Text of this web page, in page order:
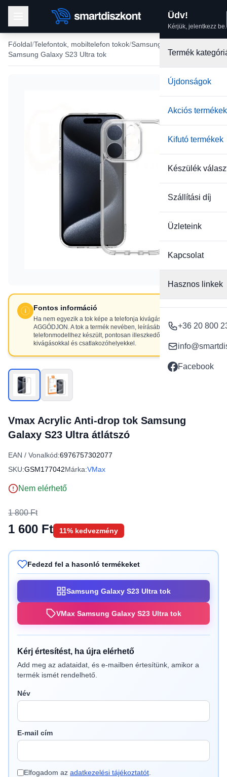
Üdv!
Kérjük, jelentkezz be.
Termék
Újdonságok
Akciós termékek
Kifutó termékek
Készülék
Szállítási díj
Üzleteink
Kapcsolat
Hasznos linkek
+36 20 800
Facebook
Főoldal Telefontok, mobiltelefon tokok Samsung tokok
Samsung Galaxy S23 Ultra tok
Fontos információ
Ha nem egyezik a tok képe a telefonja kivágásaival, NE
AGGÓDJON. A tok a termék nevében, leírásában szereplő
telefonmodellhez készült, pontosan illeszkedő
kivágásokkal és csatlakozóhelyekkel.
Vmax Acrylic Anti-drop tok Samsung
Galaxy S23 Ultra átlátszó
EAN / Vonalkód:6976757302077
SKU:GSM177042Márka:VMax
Nem elérhető
1 800 Ft
1 600 Ft 11% kedvezmény
Fedezd fel a hasonló termékeket
Samsung Galaxy S23 Ultra tok
VMax Samsung Galaxy S23 Ultra tok
Kérj értesítést, ha újra elérhető
Add meg az adataidat, és e-mailben értesítünk, amikor a
termék ismét rendelhető.
Név
E-mail cím
Elfogadom az adatkezelési tájékoztatót